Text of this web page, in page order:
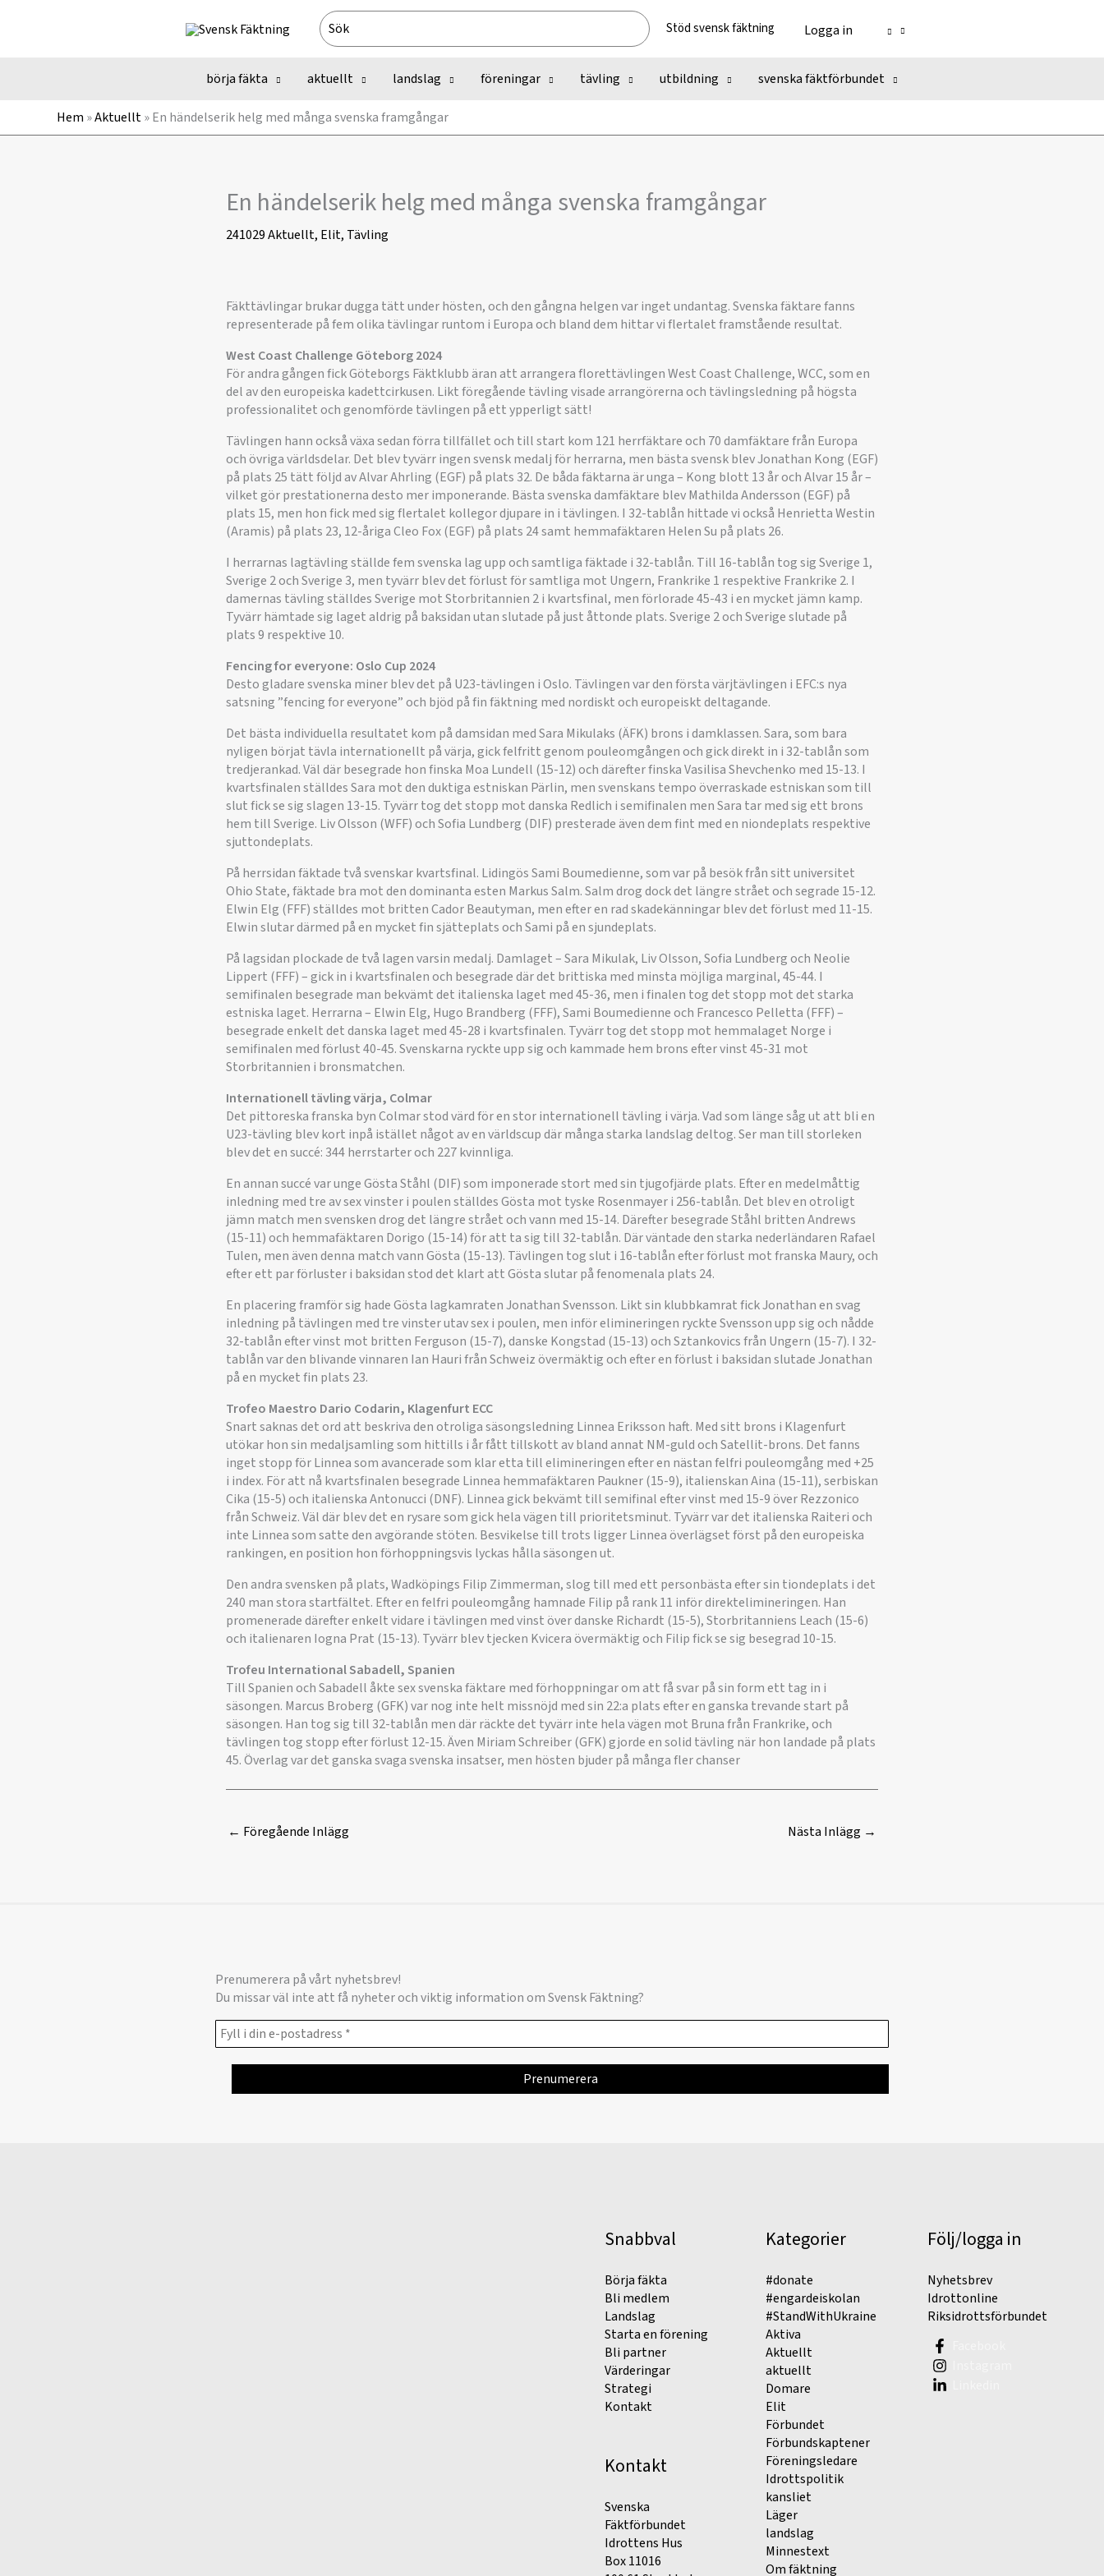
Search
for:
Stöd svensk fäktning Logga in
börja fäkta aktuellt landslag föreningar tävling utbildning svenska fäktförbundet
Hem »Aktuellt»En händelserik helg med många svenska framgångar
En händelserik helg med många svenska framgångar
241029Aktuellt, Elit, Tävling
Fäkttävlingar brukar dugga tätt under hösten, och den gångna helgen var inget undantag. Svenska fäktare fanns
representerade på fem olika tävlingar runtom i Europa och bland dem hittar vi flertalet framstående resultat.
West Coast Challenge Göteborg 2024
För andra gången fick Göteborgs Fäktklubb äran att arrangera florettävlingen West Coast Challenge, WCC, som en
del av den europeiska kadettcirkusen. Likt föregående tävling visade arrangörerna och tävlingsledning på högsta
professionalitet och genomförde tävlingen på ett ypperligt sätt!
Tävlingen hann också växa sedan förra tillfället och till start kom 121 herrfäktare och 70 damfäktare från Europa
och övriga världsdelar. Det blev tyvärr ingen svensk medalj för herrarna, men bästa svensk blev Jonathan Kong (EGF)
på plats 25 tätt följd av Alvar Ahrling (EGF) på plats 32. De båda fäktarna är unga – Kong blott 13 år och Alvar 15 år –
vilket gör prestationerna desto mer imponerande. Bästa svenska damfäktare blev Mathilda Andersson (EGF) på
plats 15, men hon fick med sig flertalet kollegor djupare in i tävlingen. I 32-tablån hittade vi också Henrietta Westin
(Aramis) på plats 23, 12-åriga Cleo Fox (EGF) på plats 24 samt hemmafäktaren Helen Su på plats 26.
I herrarnas lagtävling ställde fem svenska lag upp och samtliga fäktade i 32-tablån. Till 16-tablån tog sig Sverige 1,
Sverige 2 och Sverige 3, men tyvärr blev det förlust för samtliga mot Ungern, Frankrike 1 respektive Frankrike 2. I
damernas tävling ställdes Sverige mot Storbritannien 2 i kvartsfinal, men förlorade 45-43 i en mycket jämn kamp.
Tyvärr hämtade sig laget aldrig på baksidan utan slutade på just åttonde plats. Sverige 2 och Sverige slutade på
plats 9 respektive 10.
Fencing for everyone: Oslo Cup 2024
Desto gladare svenska miner blev det på U23-tävlingen i Oslo. Tävlingen var den första värjtävlingen i EFC:s nya
satsning ”fencing for everyone” och bjöd på fin fäktning med nordiskt och europeiskt deltagande.
Det bästa individuella resultatet kom på damsidan med Sara Mikulaks (ÄFK) brons i damklassen. Sara, som bara
nyligen börjat tävla internationellt på värja, gick felfritt genom pouleomgången och gick direkt in i 32-tablån som
tredjerankad. Väl där besegrade hon finska Moa Lundell (15-12) och därefter finska Vasilisa Shevchenko med 15-13. I
kvartsfinalen ställdes Sara mot den duktiga estniskan Pärlin, men svenskans tempo överraskade estniskan som till
slut fick se sig slagen 13-15. Tyvärr tog det stopp mot danska Redlich i semifinalen men Sara tar med sig ett brons
hem till Sverige. Liv Olsson (WFF) och Sofia Lundberg (DIF) presterade även dem fint med en niondeplats respektive
sjuttondeplats.
På herrsidan fäktade två svenskar kvartsfinal. Lidingös Sami Boumedienne, som var på besök från sitt universitet
Ohio State, fäktade bra mot den dominanta esten Markus Salm. Salm drog dock det längre strået och segrade 15-12.
Elwin Elg (FFF) ställdes mot britten Cador Beautyman, men efter en rad skadekänningar blev det förlust med 11-15.
Elwin slutar därmed på en mycket fin sjätteplats och Sami på en sjundeplats.
På lagsidan plockade de två lagen varsin medalj. Damlaget – Sara Mikulak, Liv Olsson, Sofia Lundberg och Neolie
Lippert (FFF) – gick in i kvartsfinalen och besegrade där det brittiska med minsta möjliga marginal, 45-44. I
semifinalen besegrade man bekvämt det italienska laget med 45-36, men i finalen tog det stopp mot det starka
estniska laget. Herrarna – Elwin Elg, Hugo Brandberg (FFF), Sami Boumedienne och Francesco Pelletta (FFF) –
besegrade enkelt det danska laget med 45-28 i kvartsfinalen. Tyvärr tog det stopp mot hemmalaget Norge i
semifinalen med förlust 40-45. Svenskarna ryckte upp sig och kammade hem brons efter vinst 45-31 mot
Storbritannien i bronsmatchen.
Internationell tävling värja, Colmar
Det pittoreska franska byn Colmar stod värd för en stor internationell tävling i värja. Vad som länge såg ut att bli en
U23-tävling blev kort inpå istället något av en världscup där många starka landslag deltog. Ser man till storleken
blev det en succé: 344 herrstarter och 227 kvinnliga.
En annan succé var unge Gösta Ståhl (DIF) som imponerade stort med sin tjugofjärde plats. Efter en medelmåttig
inledning med tre av sex vinster i poulen ställdes Gösta mot tyske Rosenmayer i 256-tablån. Det blev en otroligt
jämn match men svensken drog det längre strået och vann med 15-14. Därefter besegrade Ståhl britten Andrews
(15-11) och hemmafäktaren Dorigo (15-14) för att ta sig till 32-tablån. Där väntade den starka nederländaren Rafael
Tulen, men även denna match vann Gösta (15-13). Tävlingen tog slut i 16-tablån efter förlust mot franska Maury, och
efter ett par förluster i baksidan stod det klart att Gösta slutar på fenomenala plats 24.
En placering framför sig hade Gösta lagkamraten Jonathan Svensson. Likt sin klubbkamrat fick Jonathan en svag
inledning på tävlingen med tre vinster utav sex i poulen, men inför elimineringen ryckte Svensson upp sig och nådde
32-tablån efter vinst mot britten Ferguson (15-7), danske Kongstad (15-13) och Sztankovics från Ungern (15-7). I 32-
tablån var den blivande vinnaren Ian Hauri från Schweiz övermäktig och efter en förlust i baksidan slutade Jonathan
på en mycket fin plats 23.
Trofeo Maestro Dario Codarin, Klagenfurt ECC
Snart saknas det ord att beskriva den otroliga säsongsledning Linnea Eriksson haft. Med sitt brons i Klagenfurt
utökar hon sin medaljsamling som hittills i år fått tillskott av bland annat NM-guld och Satellit-brons. Det fanns
inget stopp för Linnea som avancerade som klar etta till elimineringen efter en nästan felfri pouleomgång med +25
i index. För att nå kvartsfinalen besegrade Linnea hemmafäktaren Paukner (15-9), italienskan Aina (15-11), serbiskan
Cika (15-5) och italienska Antonucci (DNF). Linnea gick bekvämt till semifinal efter vinst med 15-9 över Rezzonico
från Schweiz. Väl där blev det en rysare som gick hela vägen till prioritetsminut. Tyvärr var det italienska Raiteri och
inte Linnea som satte den avgörande stöten. Besvikelse till trots ligger Linnea överlägset först på den europeiska
rankingen, en position hon förhoppningsvis lyckas hålla säsongen ut.
Den andra svensken på plats, Wadköpings Filip Zimmerman, slog till med ett personbästa efter sin tiondeplats i det
240 man stora startfältet. Efter en felfri pouleomgång hamnade Filip på rank 11 inför direktelimineringen. Han
promenerade därefter enkelt vidare i tävlingen med vinst över danske Richardt (15-5), Storbritanniens Leach (15-6)
och italienaren Iogna Prat (15-13). Tyvärr blev tjecken Kvicera övermäktig och Filip fick se sig besegrad 10-15.
Trofeu International Sabadell, Spanien
Till Spanien och Sabadell åkte sex svenska fäktare med förhoppningar om att få svar på sin form ett tag in i
säsongen. Marcus Broberg (GFK) var nog inte helt missnöjd med sin 22:a plats efter en ganska trevande start på
säsongen. Han tog sig till 32-tablån men där räckte det tyvärr inte hela vägen mot Bruna från Frankrike, och
tävlingen tog stopp efter förlust 12-15. Även Miriam Schreiber (GFK) gjorde en solid tävling när hon landade på plats
45. Överlag var det ganska svaga svenska insatser, men hösten bjuder på många fler chanser
← Föregående Inlägg Nästa Inlägg →
Prenumerera på vårt nyhetsbrev!
Du missar väl inte att få nyheter och viktig information om Svensk Fäktning?
Snabbval
Börja fäkta
Bli medlem
Landslag
Starta en förening
Bli partner
Värderingar
Strategi
Kontakt
Kontakt
Svenska
Fäktförbundet
Idrottens Hus
Box 11016
Kategorier
#donate
#engardeiskolan
#StandWithUkraine
Aktiva
Aktuellt
aktuellt
Domare
Elit
Förbundet
Förbundskaptener
Föreningsledare
Idrottspolitik
kansliet
Läger
landslag
Minnestext
Om fäktning
Följ/logga in
Nyhetsbrev
Idrottonline
Riksidrottsförbundet